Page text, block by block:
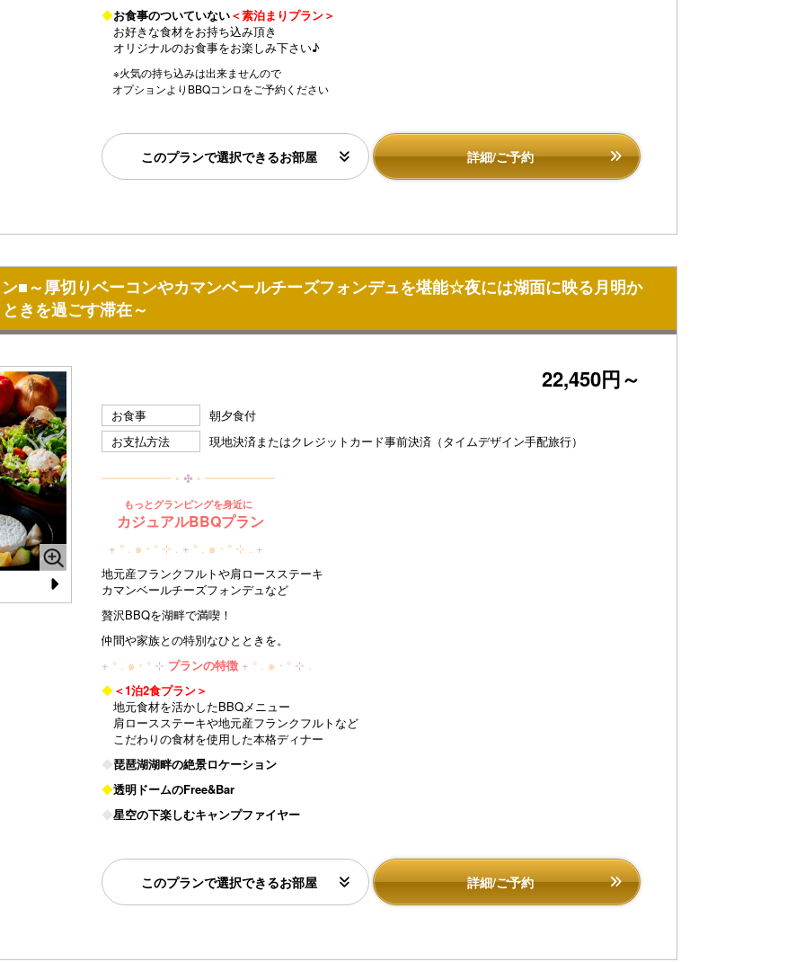
◆お食事のついていない＜素泊まりプラン＞
お好きな食材をお持ち込み頂き
オリジナルのお食事をお楽しみ下さい♪
※火気の持ち込みは出来ませんので
オプションよりBBQコンロをご予約ください
詳細/ご予約
このプランで選択できるお部屋
■～厚切りベーコンやカマンベールチーズフォンデュを堪能☆夜には湖面に映る月明か
きを過ごす滞在～
N
22,450円～
お食事
朝夕食付
お支払方法
現地決済またはクレジットカード事前決済（タイムデザイン手配旅行）
━━━━━━ ◦ ✤ ◦ ━━━━━━
もっとグランピングを身近に
カジュアルBBQプラン
+ ° . ๑・° ⊹ . + ° . ๑・° ⊹ . +
地元産フランクフルトや肩ロースステーキ
カマンベールチーズフォンデュなど
贅沢BBQを湖畔で満喫！
仲間や家族との特別なひとときを。
+ ° . ๑・° ⊹ プランの特徴 + ° . ๑・° ⊹ .
◆＜1泊2食プラン＞
地元食材を活かしたBBQメニュー
肩ロースステーキや地元産フランクフルトなど
こだわりの食材を使用した本格ディナー
◆琵琶湖湖畔の絶景ロケーション
◆透明ドームのFree&Bar
◆星空の下楽しむキャンプファイヤー
詳細/ご予約
このプランで選択できるお部屋